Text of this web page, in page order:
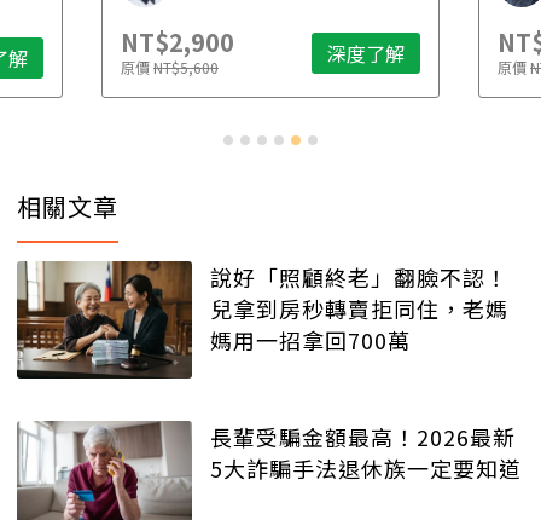
解 NT$2,900
原價NT$5,600 深度了解 原價
相關文章
說好「照顧終老」翻臉不認！
兒拿到房秒轉賣拒同住，老媽
媽用一招拿回700萬
長輩受騙金額最高！2026最新
5大詐騙手法退休族一定要知道